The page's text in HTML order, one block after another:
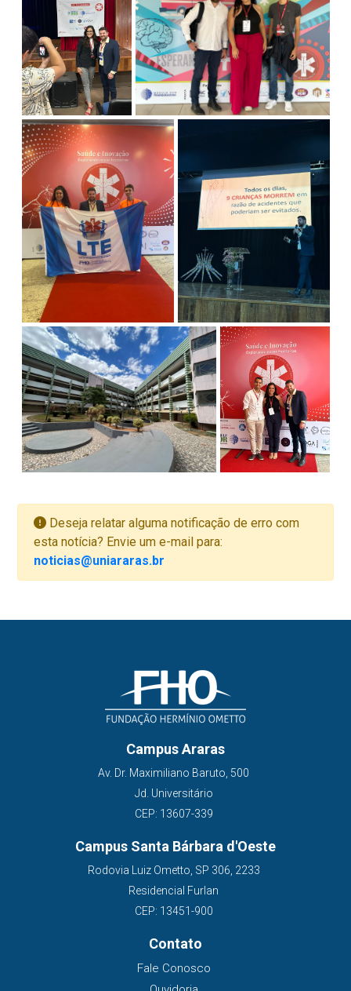
Deseja relatar alguma notificação de erro com
esta notícia? Envie um e-mail para:
noticias@uniararas.br
Campus Araras
Av. Dr. Maximiliano Baruto, 500
Jd. Universitário
CEP: 13607-339
Campus Santa Bárbara d'Oeste
Rodovia Luiz Ometto, SP 306, 2233
Residencial Furlan
CEP: 13451-900
Contato
Fale Conosco